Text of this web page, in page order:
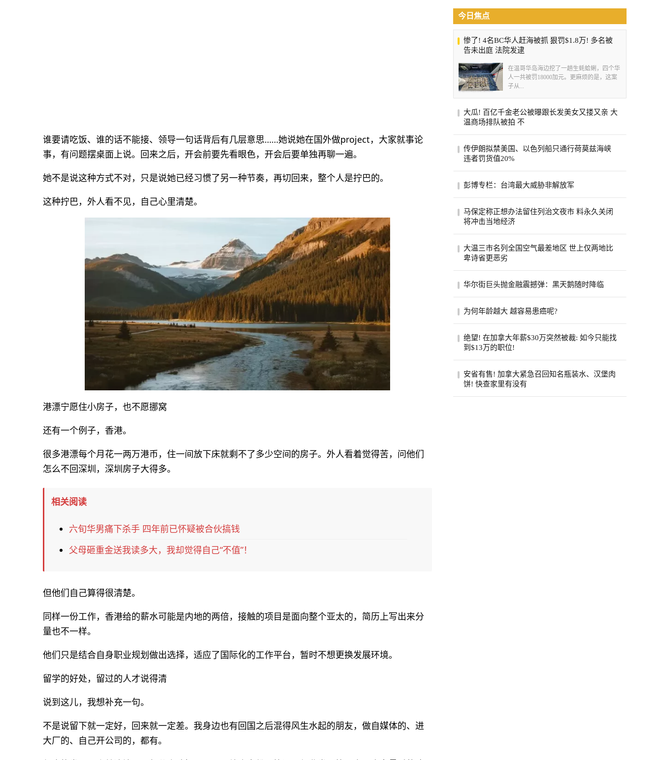
谁要请吃饭、谁的话不能接、领导一句话背后有几层意思……她说她在国外做project，大家就事论
事，有问题摆桌面上说。回来之后，开会前要先看眼色，开会后要单独再聊一遍。
她不是说这种方式不对，只是说她已经习惯了另一种节奏，再切回来，整个人是拧巴的。
这种拧巴，外人看不见，自己心里清楚。
港漂宁愿住小房子，也不愿挪窝
还有一个例子，香港。
很多港漂每个月花一两万港币，住一间放下床就剩不了多少空间的房子。外人看着觉得苦，问他们
怎么不回深圳，深圳房子大得多。
相关阅读
六旬华男痛下杀手 四年前已怀疑被合伙搞钱
父母砸重金送我读多大，我却觉得自己“不值”！
但他们自己算得很清楚。
同样一份工作，香港给的薪水可能是内地的两倍，接触的项目是面向整个亚太的，简历上写出来分
量也不一样。
他们只是结合自身职业规划做出选择，适应了国际化的工作平台，暂时不想更换发展环境。
留学的好处，留过的人才说得清
说到这儿，我想补充一句。
不是说留下就一定好，回来就一定差。我身边也有回国之后混得风生水起的朋友，做自媒体的、进
大厂的、自己开公司的，都有。
今日焦点
惨了! 4名BC华人赶海被抓 狠罚$1.8万! 多名被
告未出庭 法院发逮
在温哥华岛海边挖了一趟生蚝蛤蜊，四个华
人一共被罚18000加元。更麻烦的是，这案
子从...
大瓜! 百亿千金老公被曝跟长发美女又搂又亲 大
温商场排队被拍 不
然把香港豪门圈炸开了锅。8月6日，有网友
在社...
传伊朗拟禁美国、以色列船只通行荷莫兹海峡
违者罚货值20%
半官方媒体法斯通讯社（Fars）引述一名议
彭博专栏：台湾最大威胁非解放军
台湾民众更该担心中共的认知作战。（美联
社）...
马保定称正想办法留住列治文夜市 料永久关闭
将冲击当地经济
脚点？列治文市官员们希望如此，他们担心
大温三市名列全国空气最差地区 世上仅两地比
卑诗省更恶劣
空气质素最恶劣地区之列。目前世上只有巴
华尔街巨头抛金融震撼弹：黑天鹅随时降临
开始拉响警报。摩根大通执行长戴蒙
为何年龄越大 越容易患癌呢?
友似乎变多了。五十岁的老张就是如此，原
本以...
绝望! 在加拿大年薪$30万突然被裁: 如今只能找
到$13万的职位!
（r/CanadaJobs）上，一篇关于薪资断崖式
下跌的帖子引...
安省有售! 加拿大紧急召回知名瓶装水、汉堡肉
饼! 快查家里有没有